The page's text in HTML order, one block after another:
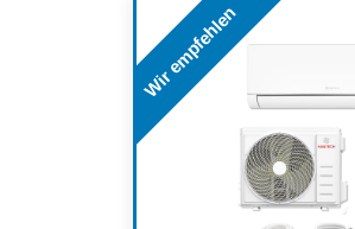
Wir empfehlen